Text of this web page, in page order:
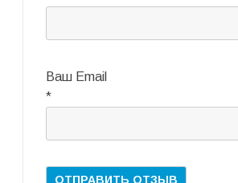
Ваш Email
*